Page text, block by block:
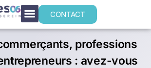
CONTACT
TNS à Èze
professions
: avez-vous